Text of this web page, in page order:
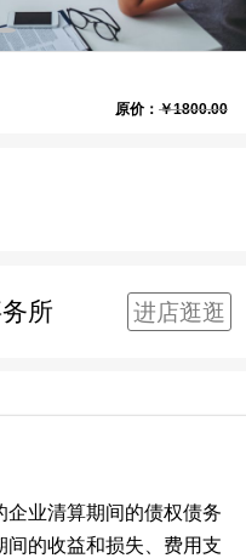
原价： ￥1800.00
所 进店逛逛
业清算期间的债权债务
的收益和损失、费用支